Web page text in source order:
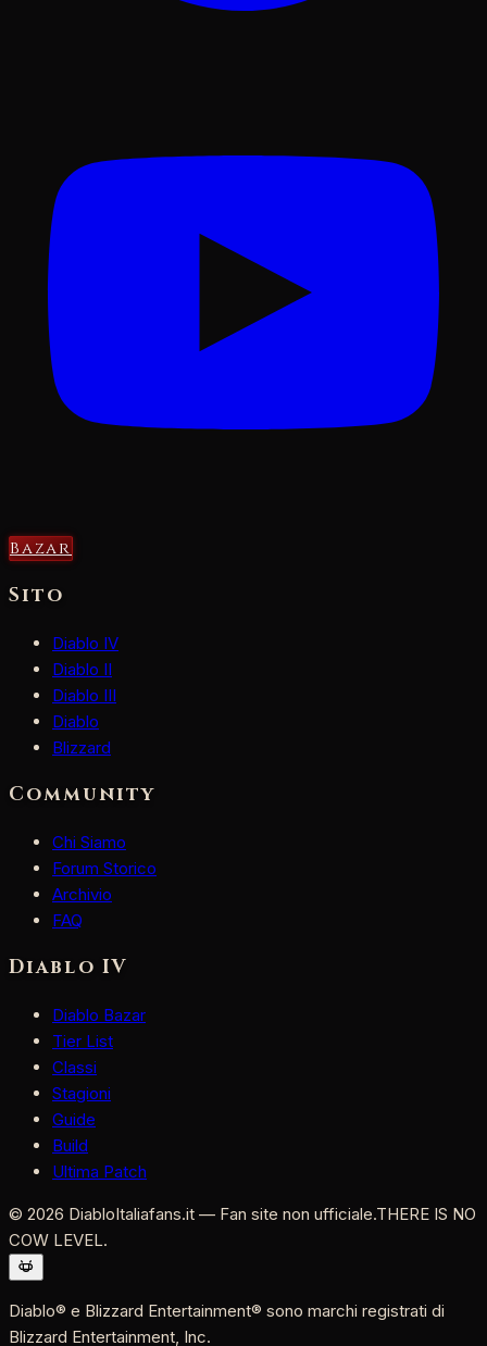
Bazar
Sito
Diablo IV
Diablo II
Diablo III
Diablo
Blizzard
Community
Chi Siamo
Forum Storico
Archivio
FAQ
Diablo IV
Diablo Bazar
Tier List
Classi
Stagioni
Guide
Build
Ultima Patch
© 2026 DiabloItaliafans.it — Fan site non ufficiale.THERE IS NO
COW LEVEL.
Diablo® e Blizzard Entertainment® sono marchi registrati di
Blizzard Entertainment, Inc.